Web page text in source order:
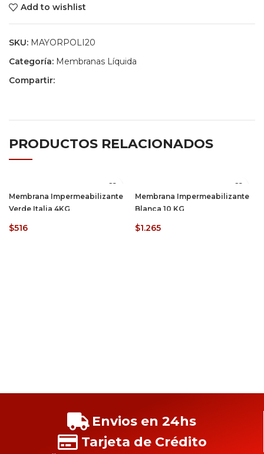
Add to wishlist
SKU: MAYORPOLI20
Categoría: Membranas Líquida
Compartir:
PRODUCTOS RELACIONADOS
Membrana Impermeabilizante
Verde Italia 4KG
$516
Membrana Impermeabilizante
Blanca 10 KG
$1.265
Envios en 24hs
Tarjeta de Crédito